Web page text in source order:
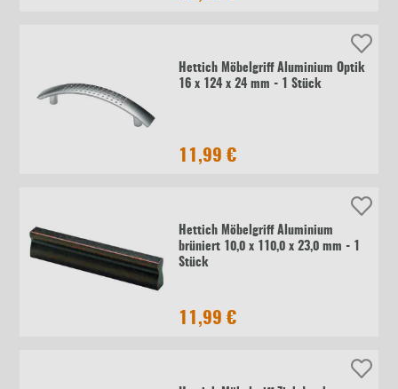
Hettich Möbelgriff Aluminium Optik
16 x 124 x 24 mm - 1 Stück
11,99 €
Hettich Möbelgriff Aluminium
brüniert 10,0 x 110,0 x 23,0 mm - 1
Stück
11,99 €